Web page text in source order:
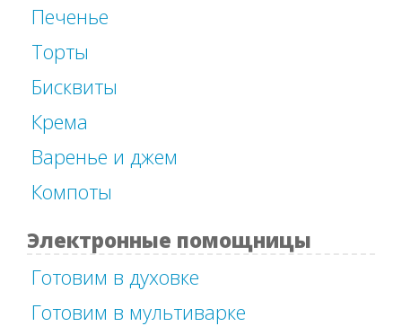
Печенье
Торты
Бисквиты
Крема
Варенье и джем
Компоты
Электронные помощницы
Готовим в духовке
Готовим в мультиварке